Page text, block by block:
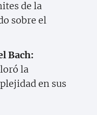
de la
sobre el
Bach:
la
en sus